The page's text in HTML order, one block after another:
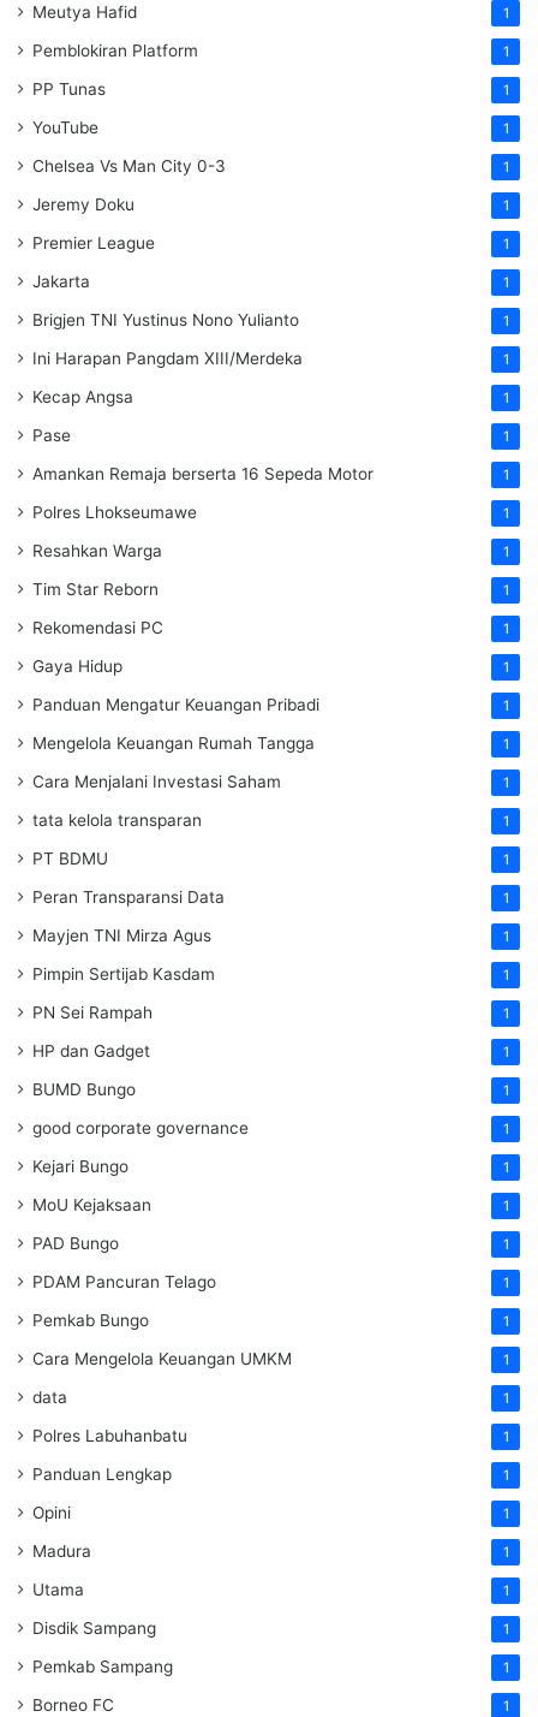
Meutya Hafid 1
Pemblokiran Platform 1
PP Tunas 1
YouTube 1
Chelsea Vs Man City 0-3 1
Jeremy Doku 1
Premier League 1
Jakarta 1
Brigjen TNI Yustinus Nono Yulianto 1
Ini Harapan Pangdam XIII/Merdeka 1
Kecap Angsa 1
Pase 1
Amankan Remaja berserta 16 Sepeda Motor 1
Polres Lhokseumawe 1
Resahkan Warga 1
Tim Star Reborn 1
Rekomendasi PC 1
Gaya Hidup 1
Panduan Mengatur Keuangan Pribadi 1
Mengelola Keuangan Rumah Tangga 1
Cara Menjalani Investasi Saham 1
tata kelola transparan 1
PT BDMU 1
Peran Transparansi Data 1
Mayjen TNI Mirza Agus 1
Pimpin Sertijab Kasdam 1
PN Sei Rampah 1
HP dan Gadget 1
BUMD Bungo 1
good corporate governance 1
Kejari Bungo 1
MoU Kejaksaan 1
PAD Bungo 1
PDAM Pancuran Telago 1
Pemkab Bungo 1
Cara Mengelola Keuangan UMKM 1
data 1
Polres Labuhanbatu 1
Panduan Lengkap 1
Opini 1
Madura 1
Utama 1
Disdik Sampang 1
Pemkab Sampang 1
Borneo FC 1